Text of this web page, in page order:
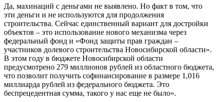
Да, махинаций с деньгами не выявлено. Но факт в том, что
эти деньги и не используются для продолжения
строительства. Сейчас единственный вариант для достройки
объектов – это использование нового механизма через
федеральный фонд и «Фонд защиты прав граждан –
участников долевого строительства Новосибирской области».
В этом году в бюджете Новосибирской области
предусмотрено 279 миллионов рублей из областного бюджета,
что позволит получить софинансирование в размере 1,016
миллиарда рублей из федерального бюджета. Это
беспрецедентная сумма, такого у нас еще не было».